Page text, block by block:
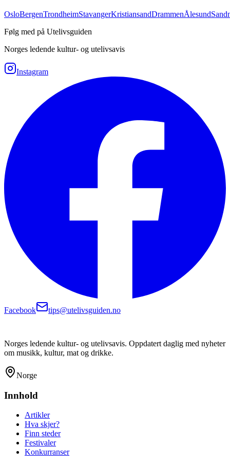
OsloBergenTrondheimStavangerKristiansandDrammenÅlesund
Følg med på Utelivsguiden
Norges ledende kultur- og utelivsavis
Instagram
Facebook tips@utelivsguiden.no
Norges ledende kultur- og utelivsavis. Oppdatert daglig med nyheter
om musikk, kultur, mat og drikke.
Norge
Innhold
Artikler
Hva skjer?
Finn steder
Festivaler
Konkurranser